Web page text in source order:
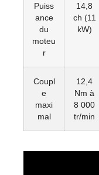
Puiss
ance
du
moteu
r
14,8
ch (11
kW)
Coupl
e
maxi
mal
12,4
Nm à
8 000
tr/min